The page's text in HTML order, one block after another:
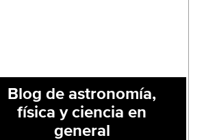
Blog de astronomía,
física y ciencia en
general